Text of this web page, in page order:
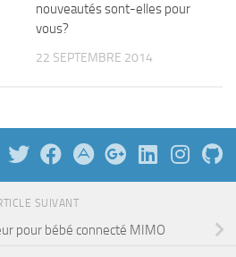
nouveautés sont-elles pour
vous?
22 SEPTEMBRE 2014
SUIVANT
pour bébé connecté MIMO